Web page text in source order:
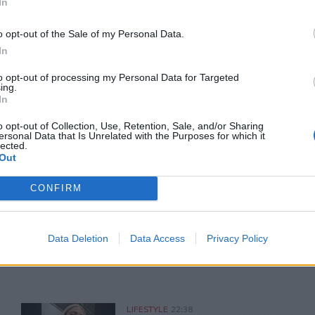
opt-out of the Sale of my Personal Data.
opt-out of processing my Personal Data for Targeted
opt-out of Collection, Use, Retention, Sale, and/or Sharing
Data that Is Unrelated with the Purposes for which it
CONFIRM
Data Deletion Data Access Privacy Policy
TAGS
του CRETALIVE
2» πωλούνται σε δημοπρασία
Ιωάννα Τούνη: Στο νοσοκομείο με τροφική
LIFESTYLE 22:38